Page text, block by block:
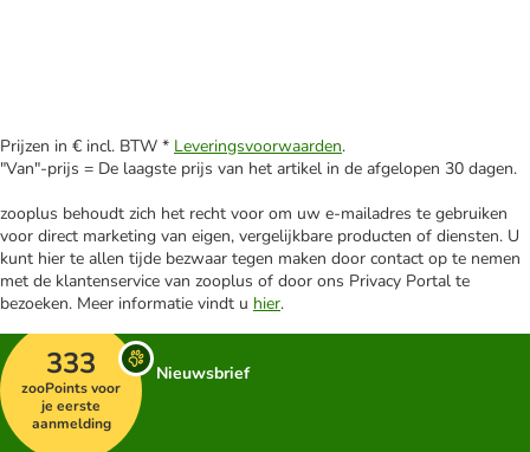
Prijzen in € incl. BTW * Leveringsvoorwaarden.
"Van"-prijs = De laagste prijs van het artikel in de afgelopen 30 dagen.
zooplus behoudt zich het recht voor om uw e-mailadres te gebruiken
voor direct marketing van eigen, vergelijkbare producten of diensten. U
kunt hier te allen tijde bezwaar tegen maken door contact op te nemen
met de klantenservice van zooplus of door ons Privacy Portal te
bezoeken. Meer informatie vindt u hier.
333
zooPoints voor
je eerste
aanmelding
Nieuwsbrief